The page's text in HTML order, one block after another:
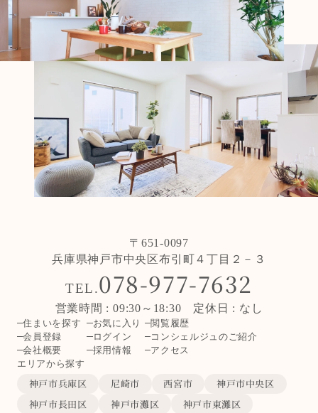
〒651-0097
兵庫県神戸市中央区布引町４丁目２－３
TEL.078-977-7632
営業時間 : 09:30～18:30 定休日 : なし
住まいを探す お気に入り
閲覧履歴
会員登録
ログイン
コンシェルジュのご紹介
会社概要
採用情報
アクセス
エリアから探す
神戸市兵庫区 尼崎市 西宮市
神戸市中央区
神戸市長田区
神戸市灘区
神戸市東灘区